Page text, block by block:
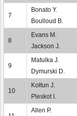
7
Bonato Y.
Boulloud B.
8
Evans M.
Jackson J.
9
Matulka J.
Dymurski D.
10
Kołtun J.
Pleskot I.
Allen P.